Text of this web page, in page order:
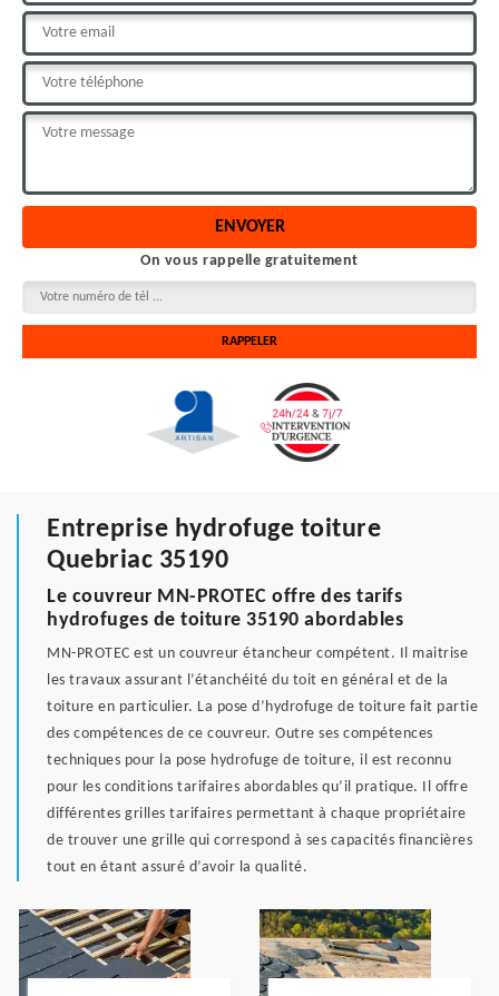
On vous rappelle gratuitement
Entreprise hydrofuge toiture
Quebriac 35190
Le couvreur MN-PROTEC offre des tarifs
hydrofuges de toiture 35190 abordables
MN-PROTEC est un couvreur étancheur compétent. Il maitrise
les travaux assurant l’étanchéité du toit en général et de la
toiture en particulier. La pose d’hydrofuge de toiture fait partie
des compétences de ce couvreur. Outre ses compétences
techniques pour la pose hydrofuge de toiture, il est reconnu
pour les conditions tarifaires abordables qu’il pratique. Il offre
différentes grilles tarifaires permettant à chaque propriétaire
de trouver une grille qui correspond à ses capacités financières
tout en étant assuré d’avoir la qualité.